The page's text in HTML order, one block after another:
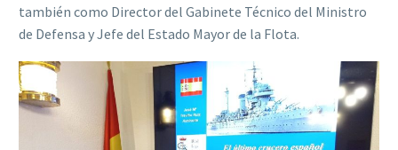
también como Director del Gabinete Técnico del Ministro
de Defensa y Jefe del Estado Mayor de la Flota.